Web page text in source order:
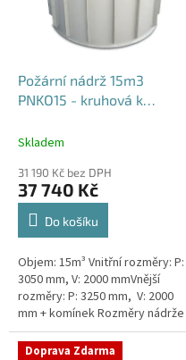
Požární nádrž 15m3
PNKO15 - kruhová k
Skladem
31 190 Kč bez DPH
37 740 Kč
Do košíku
Objem: 15m³ Vnitřní rozměry: P:
3050 mm, V: 2000 mmVnější
rozměry: P: 3250 mm, V: 2000
mm + komínek Rozměry nádrže
možno jakkoliv upravit -
vyrobíme nádrž na míru!Nádrž...
Doprava Zdarma